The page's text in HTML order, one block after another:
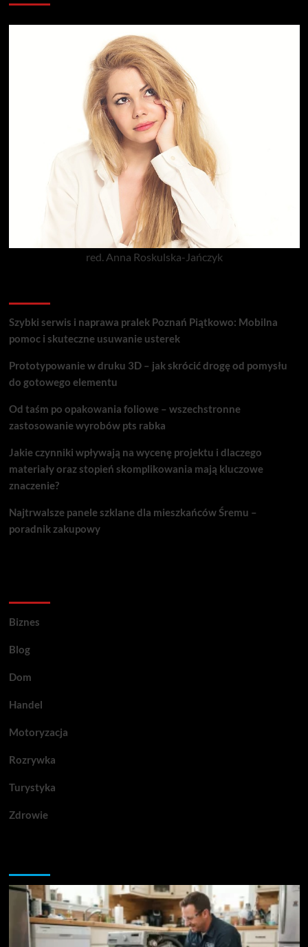
red. Anna Roskulska-Jańczyk
Szybki serwis i naprawa pralek Poznań Piątkowo: Mobilna
pomoc i skuteczne usuwanie usterek
Prototypowanie w druku 3D – jak skrócić drogę od pomysłu
do gotowego elementu
Od taśm po opakowania foliowe – wszechstronne
zastosowanie wyrobów pts rabka
Jakie czynniki wpływają na wycenę projektu i dlaczego
materiały oraz stopień skomplikowania mają kluczowe
znaczenie?
Najtrwalsze panele szklane dla mieszkańców Śremu –
poradnik zakupowy
Biznes
Blog
Dom
Handel
Motoryzacja
Rozrywka
Turystyka
Zdrowie